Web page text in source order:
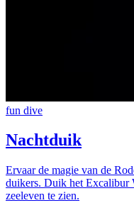
fun dive
Nachtduik
Ervaar de magie van de
duikers. Duik het Excalibur
zeeleven te zien.